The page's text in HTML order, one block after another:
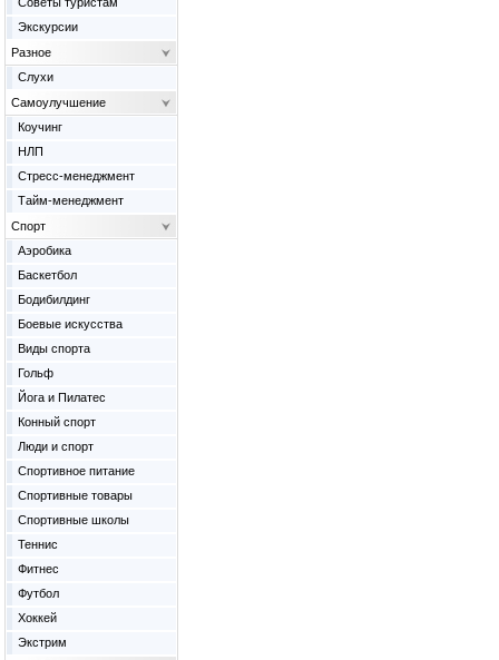
Экскурсии
Разное
Слухи
Самоулучшение
Коучинг
НЛП
Стресс-менеджмент
Тайм-менеджмент
Спорт
Аэробика
Баскетбол
Бодибилдинг
Боевые искусства
Виды спорта
Гольф
Йога и Пилатес
Конный спорт
Люди и спорт
Спортивное питание
Спортивные товары
Спортивные школы
Теннис
Фитнес
Футбол
Хоккей
Экстрим